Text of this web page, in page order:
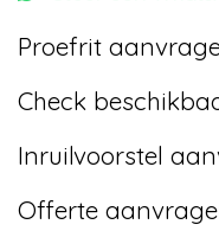
Proefrit
Check
Inruilvoorstel
Offerte